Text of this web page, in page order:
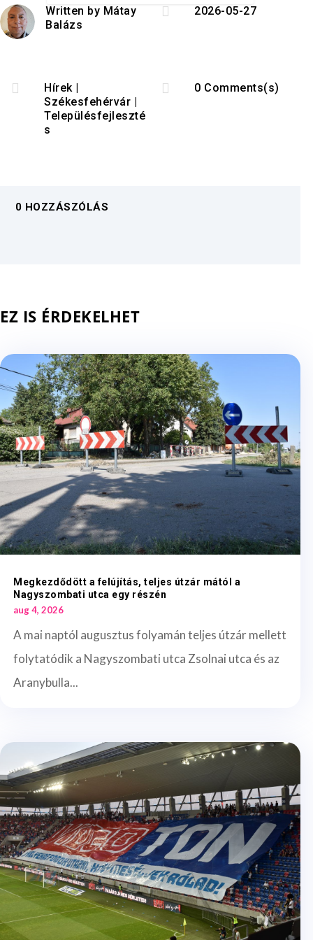
Written by Mátay
Balázs
 2026-05-27
 Hírek |
Székesfehérvár |
Településfejleszté
s
 0 Comments(s)
0 HOZZÁSZÓLÁS
EZ IS ÉRDEKELHET
Megkezdődött a felújítás, teljes útzár mától a
Nagyszombati utca egy részén
aug 4, 2026
A mai naptól augusztus folyamán teljes útzár mellett
folytatódik a Nagyszombati utca Zsolnai utca és az
Aranybulla...